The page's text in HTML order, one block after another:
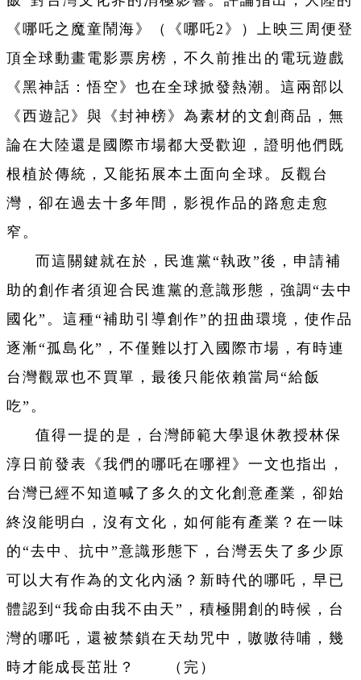
《哪吒之魔童鬧海》（《哪吒2》）上映三周便登
頂全球動畫電影票房榜，不久前推出的電玩遊戲
《黑神話：悟空》也在全球掀發熱潮。這兩部以
《西遊記》與《封神榜》為素材的文創商品，無
論在大陸還是國際市場都大受歡迎，證明他們既
根植於傳統，又能拓展本土面向全球。反觀台
灣，卻在過去十多年間，影視作品的路愈走愈
窄。
而這關鍵就在於，民進黨“執政”後，申請補
助的創作者須迎合民進黨的意識形態，強調“去中
國化”。這種“補助引導創作”的扭曲環境，使作品
逐漸“孤島化”，不僅難以打入國際市場，有時連
台灣觀眾也不買單，最後只能依賴當局“給飯
吃”。
值得一提的是，台灣師範大學退休教授林保
淳日前發表《我們的哪吒在哪裡》一文也指出，
台灣已經不知道喊了多久的文化創意產業，卻始
終沒能明白，沒有文化，如何能有產業？在一味
的“去中、抗中”意識形態下，台灣丟失了多少原
可以大有作為的文化內涵？新時代的哪吒，早已
體認到“我命由我不由天”，積極開創的時候，台
灣的哪吒，還被禁鎖在天劫咒中，嗷嗷待哺，幾
時才能成長茁壯？ （完）